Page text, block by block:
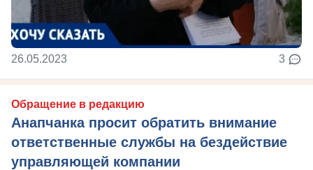
26.05.2023 3
Обращение в редакцию
Анапчанка просит обратить внимание
ответственные службы на бездействие
управляющей компании